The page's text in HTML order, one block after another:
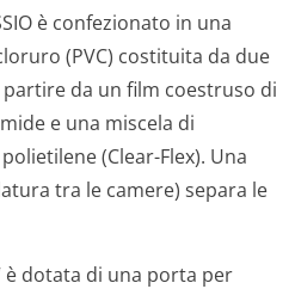
è confezionato in una
(PVC) costituita da due
da un film coestruso di
e una miscela di
(Clear-Flex). Una
tra le camere) separa le
è dotata di una porta per